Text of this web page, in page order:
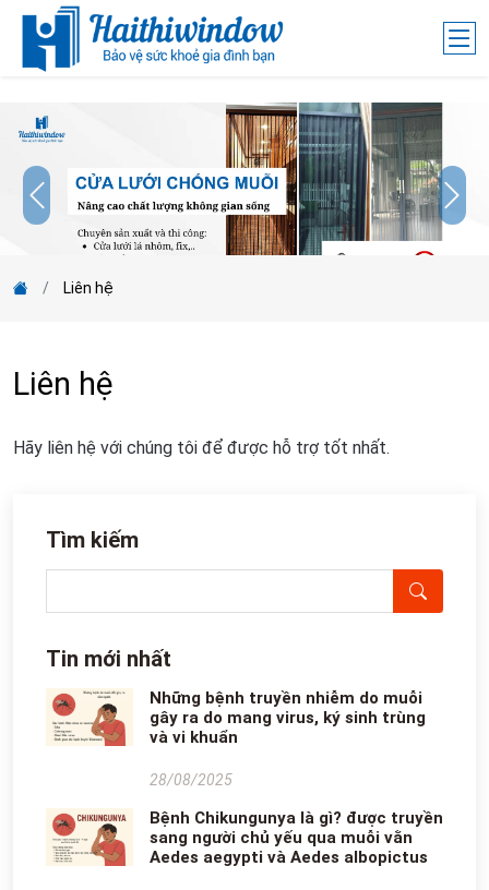
Liên hệ
Liên hệ
Hãy liên hệ với chúng tôi để được hỗ trợ tốt nhất.
Tìm kiếm
Tin mới nhất
Những bệnh truyền nhiễm do muỗi
gây ra do mang virus, ký sinh trùng
và vi khuẩn
28/08/2025
Bệnh Chikungunya là gì? được truyền
sang người chủ yếu qua muỗi vằn
Aedes aegypti và Aedes albopictus